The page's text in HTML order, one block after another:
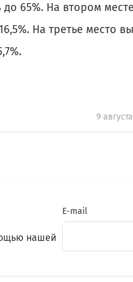
65%. На втором
На третье место
9
нашей
E-mail